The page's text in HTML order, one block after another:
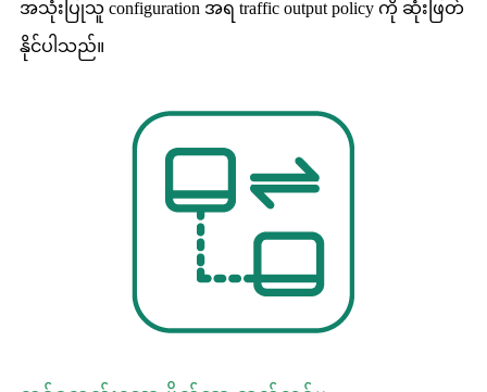
အသုံးပြုသူ configuration အရ traffic output policy ကို ဆုံးဖြတ်
နိုင်ပါသည်။